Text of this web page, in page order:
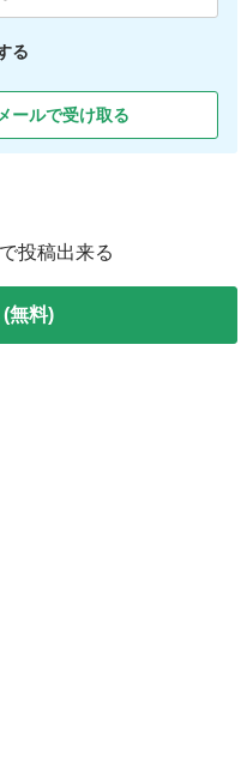
る
ールで受け取る
投稿出来る
無料)